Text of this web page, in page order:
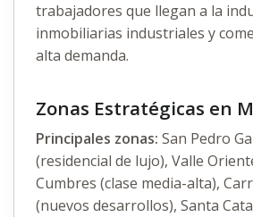
trabajadores que llegan a la
inmobiliarias industriales y
alta demanda.
Zonas Estratégicas en
Principales zonas: San Pedro
(residencial de lujo), Valle
Cumbres (clase media-alta),
(nuevos desarrollos), Santa